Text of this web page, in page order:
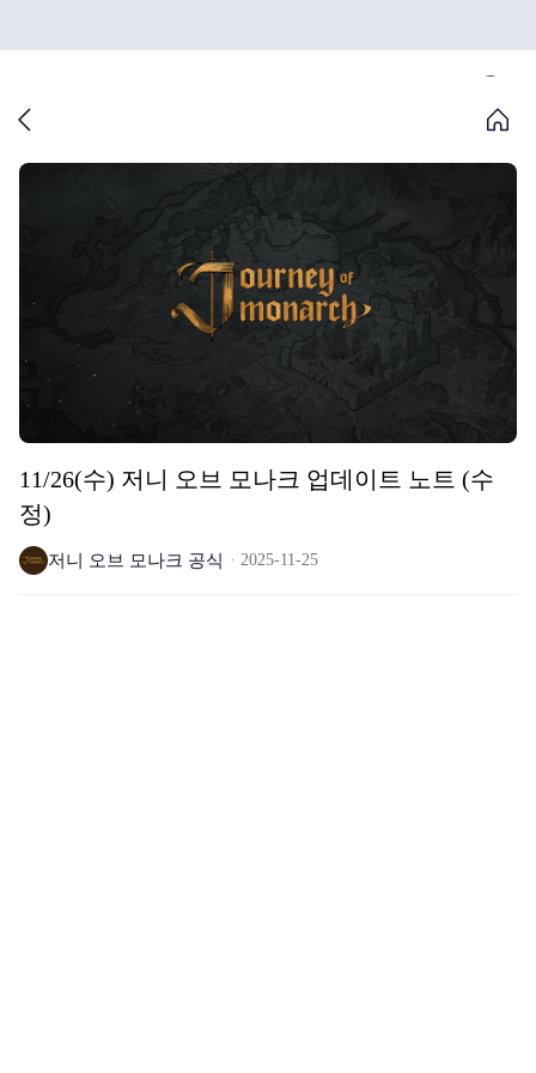
11/26(수) 저니 오브 모나크 업데이트 노트 (수
정)
저니 오브 모나크 공식 2025-11-25